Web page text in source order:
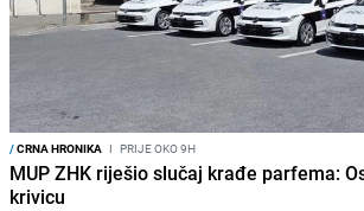
/CRNA HRONIKA I PRIJE OKO 9H
MUP ZHK riješio slučaj krađe parfema:
krivicu